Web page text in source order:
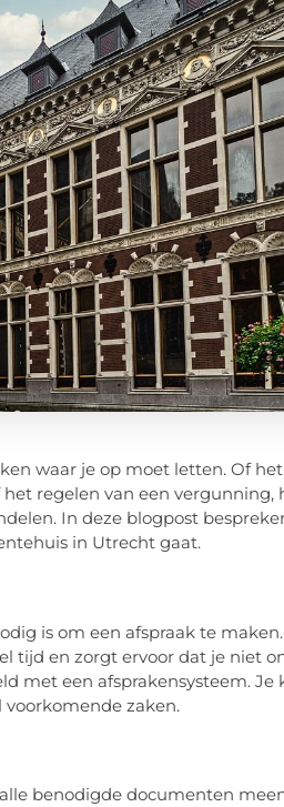
waar je op moet letten. Of
regelen van een vergunning,
In deze blogpost
in Utrecht gaat.
is om een afspraak te
tijd en zorgt ervoor dat je niet
met een afsprakensysteem. Je
zaken.
benodigde documenten